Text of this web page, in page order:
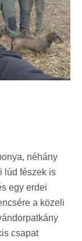
néhány
lúd fészek is
egy erdei
a közeli
csapat